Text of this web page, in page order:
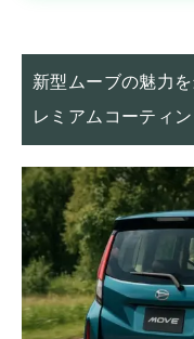
新型ムーブの魅力
レミアムコーティ